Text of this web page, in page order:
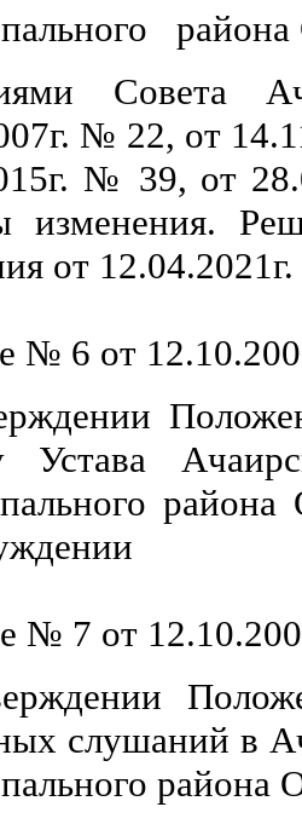
района
Совета
№ 22, от
№ 39, от
изменения.
от
№ 6 от
Устава
№ 7 от
слушаний в
района